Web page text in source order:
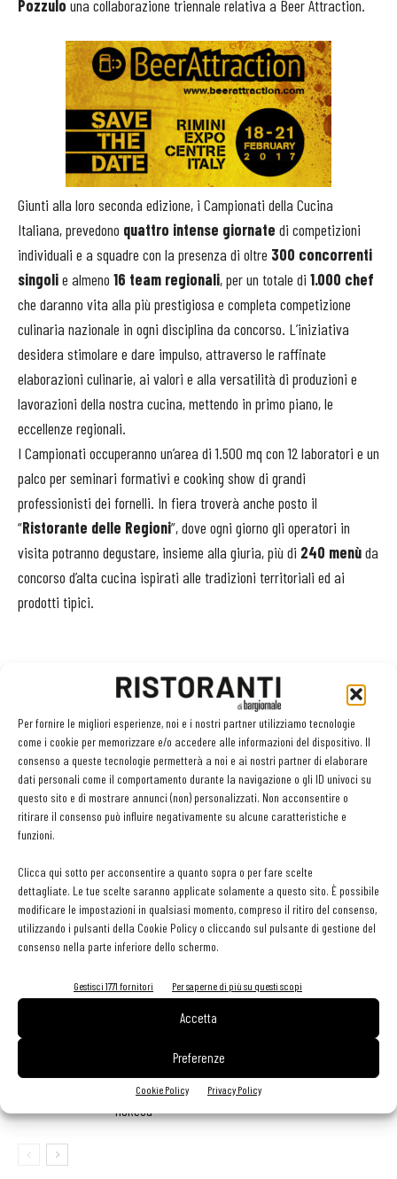
Per fornire le migliori esperienze, noi e i nostri partner utilizziamo tecnologie
come i cookie per memorizzare e/o accedere alle informazioni del dispositivo. Il
consenso a queste tecnologie permetterà a noi e ai nostri partner di elaborare
dati personali come il comportamento durante la navigazione o gli ID univoci su
questo sito e di mostrare annunci (non) personalizzati. Non acconsentire o
ritirare il consenso può influire negativamente su alcune caratteristiche e
funzioni.
Clicca qui sotto per acconsentire a quanto sopra o per fare scelte
dettagliate. Le tue scelte saranno applicate solamente a questo sito. È possibile
modificare le impostazioni in qualsiasi momento, compreso il ritiro del consenso,
utilizzando i pulsanti della Cookie Policy o cliccando sul pulsante di gestione del
consenso nella parte inferiore dello schermo.
Gestisci 1771 fornitori Per saperne di più su questi scopi
Accetta
Preferenze
Cookie Policy Privacy Policy
Pozzulo una collaborazione triennale relativa a Beer Attraction.
Giunti alla loro seconda edizione, i Campionati della Cucina
Italiana, prevedono quattro intense giornate di competizioni
individuali e a squadre con la presenza di oltre 300 concorrenti
singolie almeno 16 team regionali, per un totale di 1.000 chef
che daranno vita alla più prestigiosa e completa competizione
culinaria nazionale in ogni disciplina da concorso. L’iniziativa
desidera stimolare e dare impulso, attraverso le raffinate
elaborazioni culinarie, ai valori e alla versatilità di produzioni e
lavorazioni della nostra cucina, mettendo in primo piano, le
eccellenze regionali.
I Campionati occuperanno un’area di 1.500 mq con 12 laboratori e un
palco per seminari formativi e cooking show di grandi
professionisti dei fornelli. In fiera troverà anche posto il
“Ristorante delle Regioni”, dove ogni giorno gli operatori in
visita potranno degustare, insieme alla giuria, più di 240 menùda
concorso d’alta cucina ispirati alle tradizioni territoriali ed ai
prodotti tipici.
Facebook Twitter
Ampliare l’attività del ristorante al catering? Sì, ma la
scelta giusta è puntare sul premium
godersi le vacanze (o da scorprire se si è in
esteso e tessera gratuita per i professionisti
HoReCa